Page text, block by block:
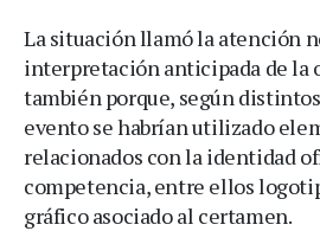
La situación llamó la atención
interpretación anticipada de la
también porque, según
evento se habrían utilizado
relacionados con la identidad
competencia, entre ellos
gráfico asociado al certamen.